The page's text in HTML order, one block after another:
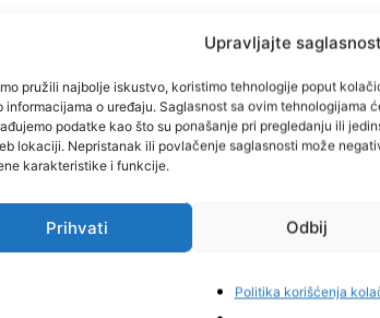
Upravljajte
pružili najbolje iskustvo, koristimo tehnologije poput
informacijama o uređaju. Saglasnost sa ovim tehnologijama
podatke kao što su ponašanje pri pregledanju ili
lokaciji. Nepristanak ili povlačenje saglasnosti može
karakteristike i funkcije.
Prihvati Odbij
Politika korišćenja
zatečen je u posjedovanju droge i
više ozbiljnih napada, uključujući korištenje
je optužen za prevaru, krijumčarenje narkotika,
skrivenog oružja, piše
Radio Sarajevo.
“najgori od najgorih”, javno prikazuje strane
patrolu, priveli zbog teških krivičnih djela.